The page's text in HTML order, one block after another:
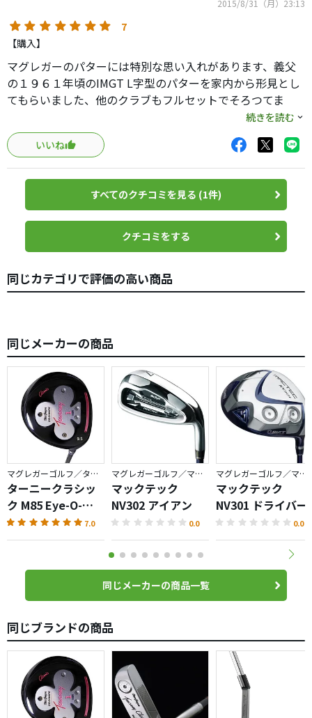
2015/8/31（月）23:13
7
【購入】
マグレガーのパターには特別な思い入れがあります、義父
の１９６１年頃のIMGT L字型のパターを家内から形見とし
てもらいました、他のクラブもフルセットでそろつてま
す、そこで私もレッドターニーをフルセットで揃えまし
た、このパターはフェース面の加工でとても直進性に優れ
ています、素直に打てると思います。
続きを読む
いいね
すべてのクチコミを見る (1件)
クチコミをする
同じカテゴリで評価の高い商品
同じメーカーの商品
マグレガーゴルフ／ターニー
ターニークラシッ
ク M85 Eye-O-
Matic・
Celebrating
7.0
マグレガーゴルフ／マックテック
マックテック
NV302 アイアン
0.0
マグレガーゴルフ／マックテック
マックテック
NV301 ドライバー
0.0
同じメーカーの商品一覧
同じブランドの商品